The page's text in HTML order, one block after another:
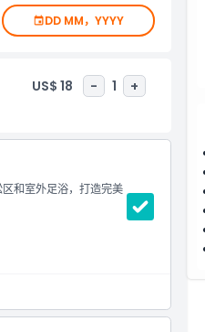
选择。远离繁忙的城市生活，
DD MM，YYYY
US$ 18 - 1 +
和室外足浴，打造完美